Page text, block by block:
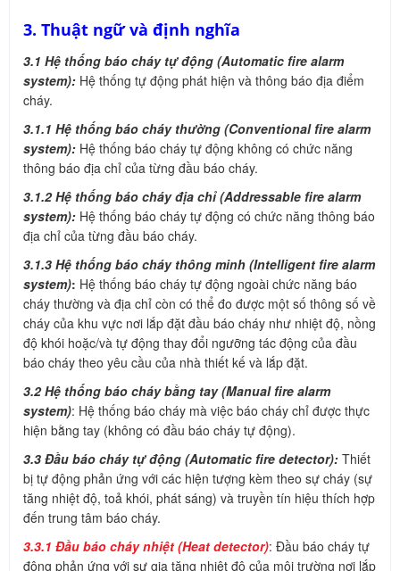
3. Thuật ngữvà định nghĩa
3.1 Hệ thống báo cháy tự động (Automatic fire alarm
system): Hệ thống tự động phát hiện và thông báo địa điểm
cháy.
3.1.1 Hệ thống báo cháy thường (Conventional fire alarm
system): Hệ thống báo cháy tự động không có chức năng
thông báo địa chỉ của từng đầu báo cháy.
3.1.2 Hệ thống báo cháy địa chỉ (Addressable fire alarm
system): Hệ thống báo cháy tự động có chức năng thông báo
địa chỉ của từng đầu báo cháy.
3.1.3 Hệ thống báo cháy thông minh (Intelligent fire alarm
system): Hệ thống báo cháy tự động ngoài chức năng báo
cháy thường và địa chỉ còn có thể đo được một số thông số về
cháy của khu vực nơi lắp đặt đầu báo cháy như nhiệt độ, nồng
độ khói hoặc/và tự động thay đổi ngưỡng tác động của đầu
báo cháy theo yêu cầu của nhà thiết kế và lắp đặt.
3.2 Hệ thống báo cháy bằng tay (Manual fire alarm
system): Hệ thống báo cháy mà việc báo cháy chỉ được thực
hiện bằng tay (không có đầu báo cháy tự động).
3.3 Đầu báo cháy tự động (Automatic fire detector): Thiết
bị tự động phản ứng với các hiện tượng kèm theo sự cháy (sự
tăng nhiệt độ, toả khói, phát sáng) và truyền tín hiệu thích hợp
đến trung tâm báo cháy.
3.3.1 Đầu báo cháy nhiệt (Heat detector): Đầu báo cháy tự
động phản ứng với sự gia tăng nhiệt độ của môi trường nơi lắp